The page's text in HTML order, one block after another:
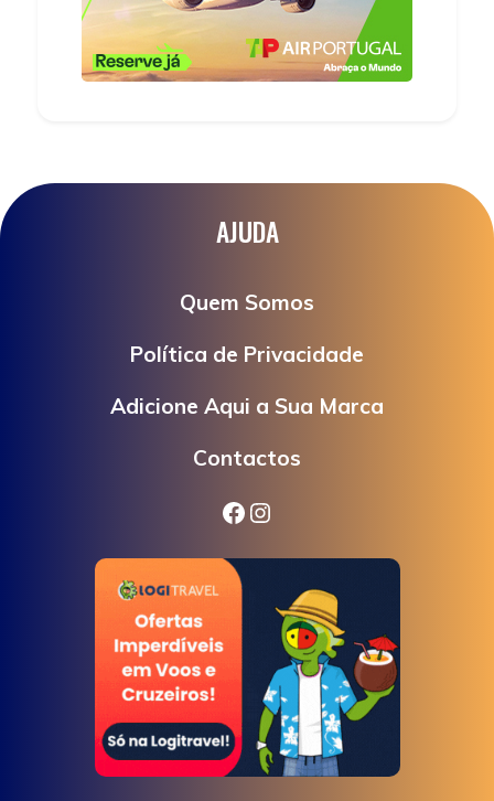
AJUDA
Quem Somos
Política de Privacidade
Adicione Aqui a Sua Marca
Contactos
Facebook
Instagram